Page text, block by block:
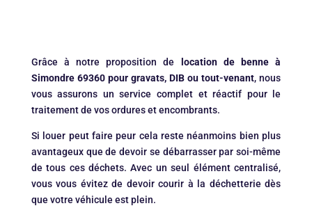
Grâce à notre proposition de
location de benne à
Simondre 69360 pour gravats, DIB ou tout-venant, nous
vous assurons un service complet et réactif pour le
traitement de vos ordures et encombrants.
Si louer peut faire peur cela reste néanmoins bien plus
avantageux que de devoir se débarrasser par soi-même
de tous ces déchets. Avec un seul élément centralisé,
vous vous évitez de devoir courir à la déchetterie dès
que votre véhicule est plein.